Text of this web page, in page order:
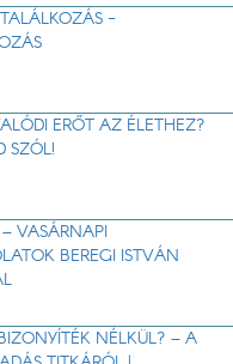
-
ERŐT AZ ÉLETHEZ?
SZÓL!
VASÁRNAPI
BEREGI ISTVÁN
NÉLKÜL? – A